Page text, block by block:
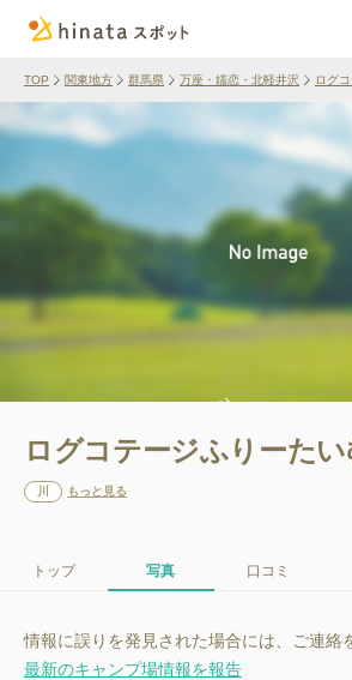
TOP 関東地方 群馬県 万座・嬬恋・北軽井沢 ログ
ログコテージふりーたい
もっと見る
トップ 写真 口コミ
情報に誤りを発見された場合には、ご連絡
最新のキャンプ場情報を報告